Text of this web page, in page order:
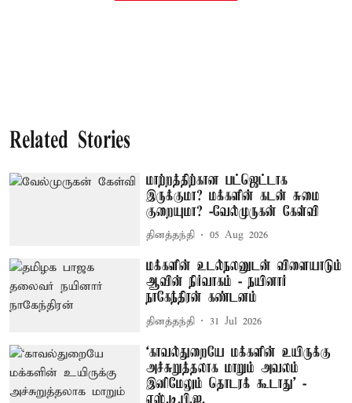
Related Stories
மாற்றத்திற்கான பட்ஜெட்டாக
இருக்குமா? மக்களின் கடன் சுமை
குறையுமா? -வேல்முருகன் கேள்வி
தினத்தந்தி 05 Aug 2026
மக்களின் உடல்நலனுடன் விளையாடும்
ஆவின் நிர்வாகம் - நயினார்
நாகேந்திரன் கண்டனம்
தினத்தந்தி 31 Jul 2026
‘காவல்துறையே மக்களின் உயிருக்கு
அச்சுறுத்தலாக மாறும் அவலம்
இனிமேலும் தொடரக் கூடாது’ -
எஸ்.டி.பி.ஐ.